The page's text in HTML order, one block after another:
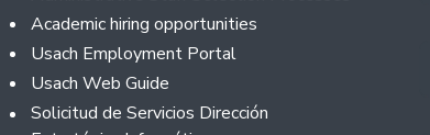
Academic hiring opportunities
Usach Employment Portal
Usach Web Guide
Solicitud de Servicios Dirección